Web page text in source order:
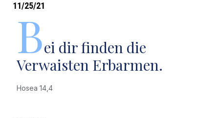
11/25/21
Bei dir finden die
Verwaisten Erbarmen.
Hosea 14,4